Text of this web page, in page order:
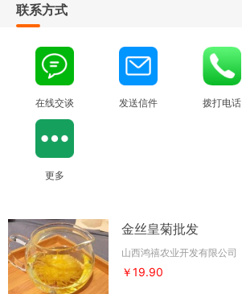
联系方式
在线交谈 发送信件 拨打电话
更多
金丝皇菊批发
山西鸿禧农业开发有限公司
￥19.90